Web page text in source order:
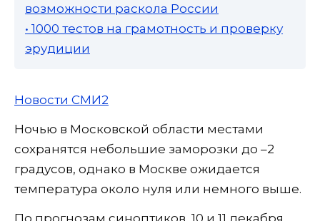
возможности раскола России
• 1000 тестов на грамотность и проверку
эрудиции
Новости СМИ2
Ночью в Московской области местами
сохранятся небольшие заморозки до –2
градусов, однако в Москве ожидается
температура около нуля или немного выше.
По прогнозам синоптиков, 10 и 11 декабря